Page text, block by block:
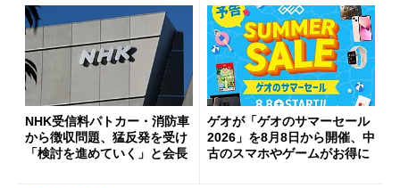
NHK受信料パトカー・消防車
から徴収問題、猛反発を受け
「検討を進めていく」と会長
ゲオが「ゲオのサマーセール
2026」を8月8日から開催、中
古のスマホやゲームがお得に